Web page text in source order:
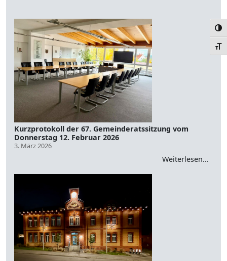
Kurzprotokoll der 67. Gemeinderatssitzung vom
Donnerstag 12. Februar 2026
3. März 2026
Weiterlesen...